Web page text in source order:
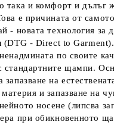
така и комфорт и дълъг
е причината от
- новата технология за
(DTG - Direct to
по своите
стандартните щампи.
запазване на
и запазване на
носене (липсва
при обикновенното